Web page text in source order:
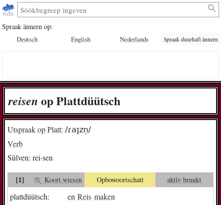
Spraak ännern op:
Deutsch English Nederlands Spraak duurhaft ännern
rei­sen op Plattdüütsch
Utspraak op Platt: /ɾaɪ̯zn̩/
Verb
Sülven: rei·sen
[1] Koort wiesen Opbowoortschatt aktiv bruukt
plattdüütsch: en Reis maken